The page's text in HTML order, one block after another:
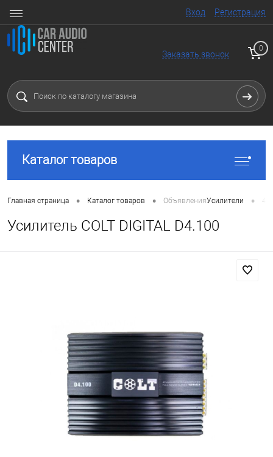
Вход Регистрация
Заказать звонок
0
Каталог товаров
Главная страница • Каталог товаров • ОбъявленияУсилители • 4
Усилитель COLT DIGITAL D4.100